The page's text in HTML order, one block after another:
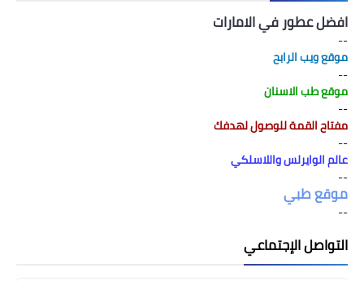
افضل عطور في الامارات
--
موقع ويب الرابح
--
موقع طب الاسنان
--
مفتاح القمة للوصول لهدفك
--
عالم الوايرلس واللاسلكي
--
موقع طبي
--
التواصل الإجتماعي